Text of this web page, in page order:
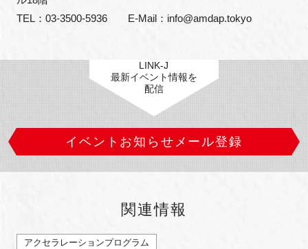
TEL：03-3500-5936　　E-Mail：info@amdap.tokyo
LINK-J
最新イベント情報を
配信
イベントお知らせメール登録
関連情報
アクセラレーションプログラム